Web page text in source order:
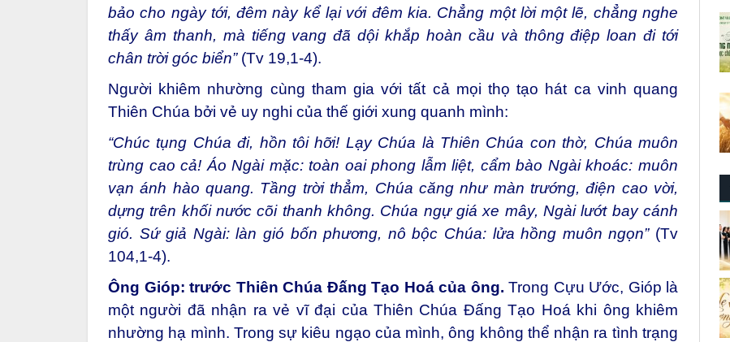
bảo cho ngày tới, đêm này kể lại với đêm kia. Chẳng một lời một lẽ, chẳng nghe
thấy âm thanh, mà tiếng vang đã dội khắp hoàn cầu và thông điệp loan đi tới
chân trời góc biển”(Tv 19,1-4).
Người khiêm nhường cùng tham gia với tất cả mọi thọ tạo hát ca vinh quang
Thiên Chúa bởi vẻ uy nghi của thế giới xung quanh mình:
“Chúc tụng Chúa đi, hồn tôi hỡi! Lạy Chúa là Thiên Chúa con thờ, Chúa muôn
trùng cao cả! Áo Ngài mặc: toàn oai phong lẫm liệt, cẩm bào Ngài khoác: muôn
vạn ánh hào quang. Tầng trời thẳm, Chúa căng như màn trướng, điện cao vời,
dựng trên khối nước cõi thanh không. Chúa ngự giá xe mây, Ngài lướt bay cánh
gió. Sứ giả Ngài: làn gió bốn phương, nô bộc Chúa: lửa hồng muôn ngọn” (Tv
104,1-4).
Ông Gióp: trước Thiên Chúa Đấng Tạo Hoá của ông. Trong Cựu Ước, Gióp là
một người đã nhận ra vẻ vĩ đại của Thiên Chúa Đấng Tạo Hoá khi ông khiêm
nhường hạ mình. Trong sự kiêu ngạo của mình, ông không thể nhận ra tình trạng